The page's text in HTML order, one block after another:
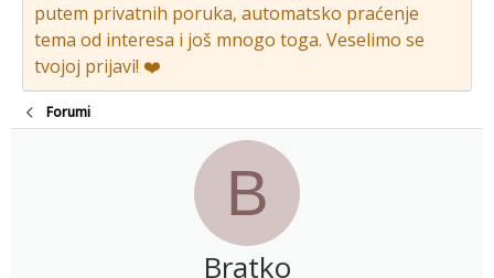
putem privatnih poruka, automatsko praćenje
tema od interesa i još mnogo toga. Veselimo se
tvojoj prijavi! ❤️
Forumi
B
Bratko